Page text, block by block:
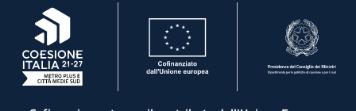
, apre in una nuova scheda